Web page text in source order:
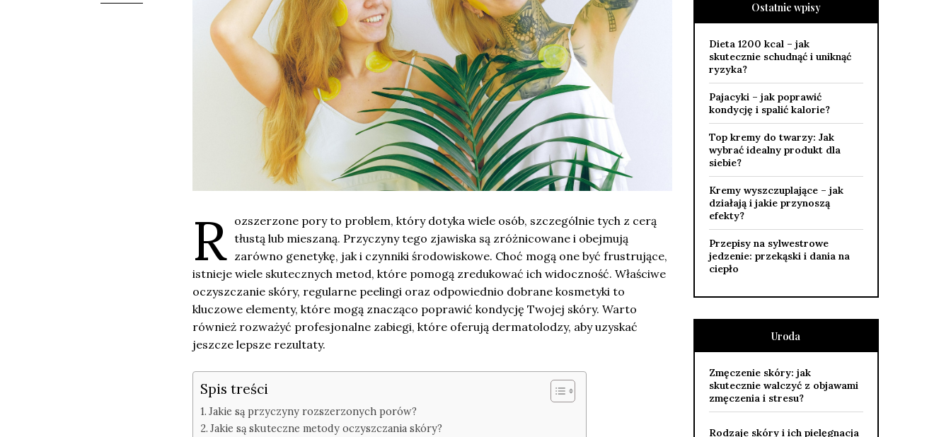
R ozszerzone pory to problem, który dotyka wiele osób, szczególnie tych z cerą
tłustą lub mieszaną. Przyczyny tego zjawiska są zróżnicowane i obejmują
zarówno genetykę, jak i czynniki środowiskowe. Choć mogą one być frustrujące,
istnieje wiele skutecznych metod, które pomogą zredukować ich widoczność. Właściwe
oczyszczanie skóry, regularne peelingi oraz odpowiednio dobrane kosmetyki to
kluczowe elementy, które mogą znacząco poprawić kondycję Twojej skóry. Warto
również rozważyć profesjonalne zabiegi, które oferują dermatolodzy, aby uzyskać
jeszcze lepsze rezultaty.
Spis treści
Jakie są przyczyny rozszerzonych porów?
Jakie są skuteczne metody oczyszczania skóry?
Ostatnie wpisy
Dieta 1200 kcal – jak
skutecznie schudnąć i uniknąć
ryzyka?
Pajacyki – jak poprawić
kondycję i spalić kalorie?
Top kremy do twarzy: Jak
wybrać idealny produkt dla
siebie?
Kremy wyszczuplające – jak
działają i jakie przynoszą
efekty?
Przepisy na sylwestrowe
jedzenie: przekąski i dania na
ciepło
Uroda
Zmęczenie skóry: jak
skutecznie walczyć z objawami
zmęczenia i stresu?
Rodzaje skóry i ich pielęgnacja